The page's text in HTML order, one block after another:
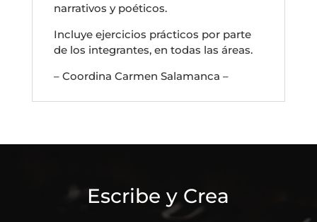
narrativos y poéticos.
Incluye ejercicios prácticos por parte
de los integrantes, en todas las áreas.
– Coordina Carmen Salamanca –
Escribe y Crea